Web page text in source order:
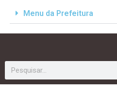
Menu da Prefeitura